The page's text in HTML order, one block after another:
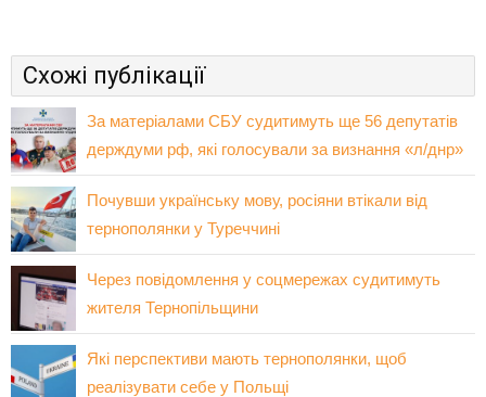
Схожі публікації
За матеріалами СБУ судитимуть ще 56 депутатів
держдуми рф, які голосували за визнання «л/днр»
Почувши українську мову, росіяни втікали від
тернополянки у Туреччині
Через повідомлення у соцмережах судитимуть
жителя Тернопільщини
Які перспективи мають тернополянки, щоб
реалізувати себе у Польщі